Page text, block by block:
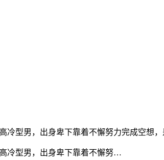
冷型男，出身卑下靠着不懈努力完成空想
冷型男，出身卑下靠着不懈努…